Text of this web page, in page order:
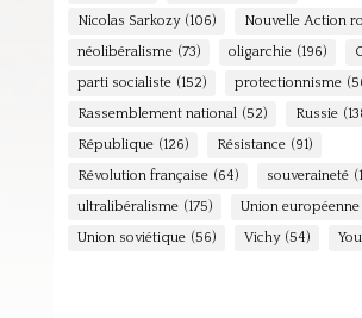
Nicolas Sarkozy (106) Nouvelle Action
néolibéralisme (73) oligarchie (196)
parti socialiste (152) protectionnisme
Rassemblement national (52) Russie
République (126) Résistance (91)
Révolution française (64) souveraineté
ultralibéralisme (175) Union européenne
Union soviétique (56) Vichy (54)